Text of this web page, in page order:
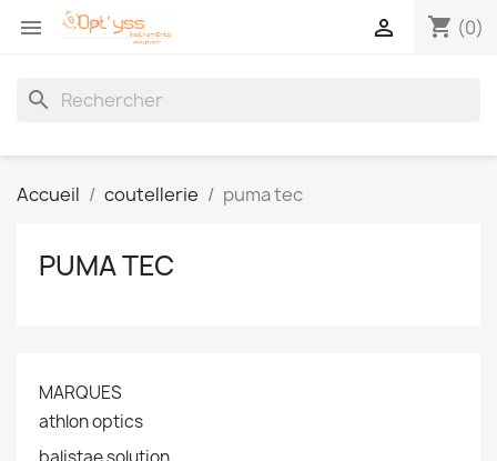
 shopping_cart (0)

search
Accueil coutellerie puma tec
PUMA TEC
MARQUES
athlon optics